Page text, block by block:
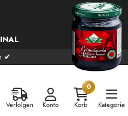
✔
Verfolgen Konto
0
Korb
Kategorie